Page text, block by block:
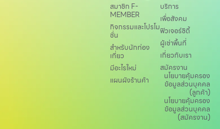
สมาชิก F-
MEMBER
กิจกรรมและโปรโม
ชั่น
สำหรับนักท่อง
เที่ยว
มีอะไรใหม่
แผนผังร้านค้า
บริการ
เพื่อสังคม
ฟิวเจอร์ซิตี้
ผู้เช่าพื้นที่
เกี่ยวกับเรา
สมัครงาน
นโยบายคุ้มครอง
ข้อมูลส่วนบุคคล
(ลูกค้า)
นโยบายคุ้มครอง
ข้อมูลส่วนบุคคล
(สมัครงาน)